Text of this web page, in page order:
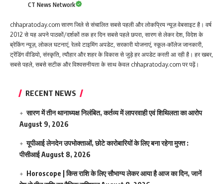
CT News Network
chhapratoday.com सारण जिले से संचालित सबसे पहली और लोकप्रिय न्यूज़ वेबसाइट है। वर्ष
2012 से यह अपने पाठकों/दर्शकों तक हर दिन सबसे पहले छपरा, सारण से लेकर देश, विदेश के
ब्रेकिंग न्यूज़, लोकल घटनाएं, रेलवे टाइमिंग अपडेट, सरकारी योजनाएं, स्कूल-कॉलेज जानकारी,
ट्रेंडिंग वीडियो, संस्कृति, त्यौहार और शहर के विकास से जुड़े हर अपडेट करती आ रही है। हर खबर,
सबसे पहले, सबसे सटीक और विश्वसनीयता के साथ केवल chhapratoday.com पर पढ़ें।
RECENT NEWS
सारण में तीन थानाध्यक्ष निलंबित, कर्तव्य में लापरवाही एवं शिथिलता का आरोप
August 9, 2026
यूपीआई लेनदेन उपभोक्ताओं, छोटे कारोबारियों के लिए बना रहेगा मुफ्त :
पीसीआईAugust 8, 2026
Horoscope | किस राशि के लिए सौभाग्य लेकर आया है आज का दिन, जानें